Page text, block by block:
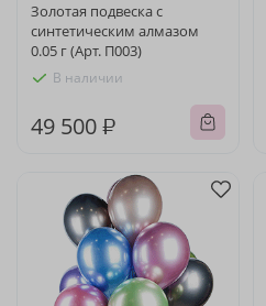
Золотая подвеска с
синтетическим алмазом
0.05 г (Арт. П003)
В наличии
49 500 ₽